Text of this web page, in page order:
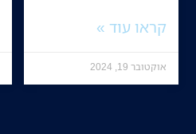
קראו עוד »
אוקטובר 19, 2024